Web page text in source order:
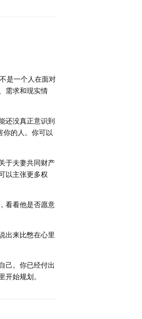
是一个人在面对
需求和现实情
还没真正意识到
你的人。你可以
于夫妻共同财产
以主张更多权
看看他是否愿意
出来比憋在心里
己。你已经付出
始规划。